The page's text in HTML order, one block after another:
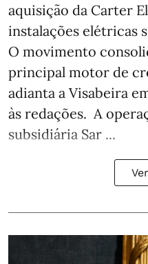
aquisição da Carter
instalações elétricas
O movimento
principal motor de
adianta a Visabeira
às redações. A
subsidiária Sar ...